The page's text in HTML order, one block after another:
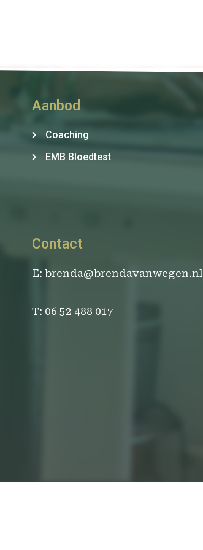
Aanbod
Coaching
EMB Bloedtest
Contact
E: brenda@brendavanwegen.nl
T: 06 52 488 017